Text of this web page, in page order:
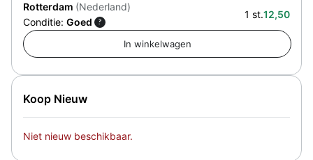
Rotterdam (Nederland)
Conditie: Goed ?
1 st.12,50
Koop Nieuw
Niet nieuw beschikbaar.